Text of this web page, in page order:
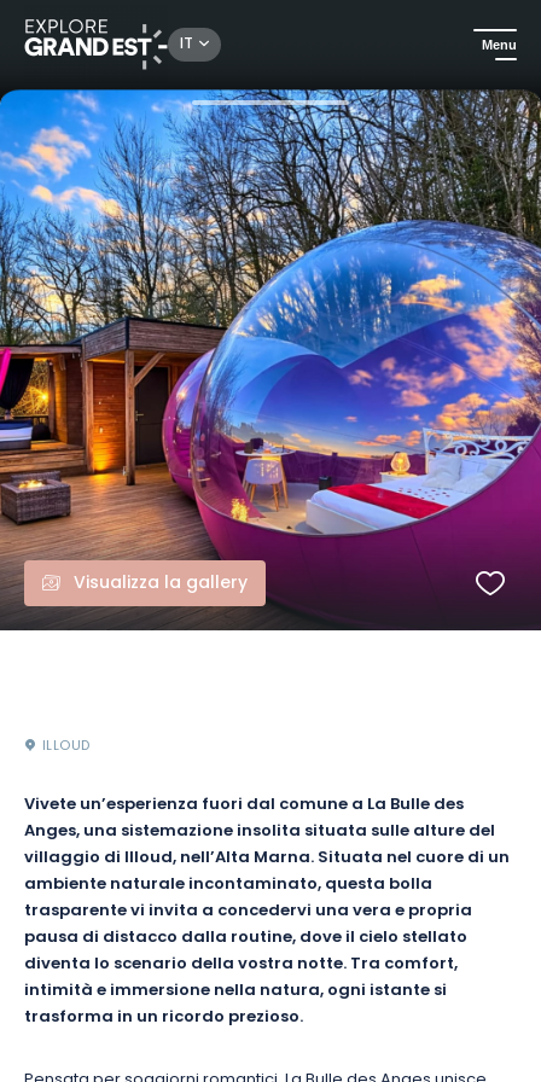
IT Menu
Notti insolite La Bulle des Anges, notte sotto le stelle con jacuzzi privata
Visualizza la gallery
ILLOUD
Vivete un’esperienza fuori dal comune a La Bulle des
Anges, una sistemazione insolita situata sulle alture del
villaggio di Illoud, nell’Alta Marna. Situata nel cuore di un
ambiente naturale incontaminato, questa bolla
trasparente vi invita a concedervi una vera e propria
pausa di distacco dalla routine, dove il cielo stellato
diventa lo scenario della vostra notte. Tra comfort,
intimità e immersione nella natura, ogni istante si
trasforma in un ricordo prezioso.